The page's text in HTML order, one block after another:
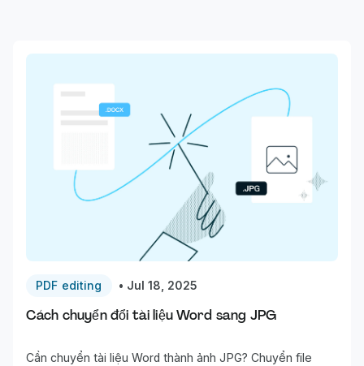
PDF editing • Jul 18, 2025
Cách chuyển đổi tài liệu Word sang JPG
Cần chuyển tài liệu Word thành ảnh JPG? Chuyển file